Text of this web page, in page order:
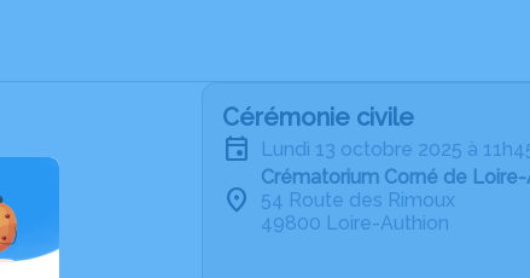
Cérémonie civile
lundi 13 octobre 2025 à
Crématorium Corné de
54 Route des Rimoux
49800 Loire-Authion